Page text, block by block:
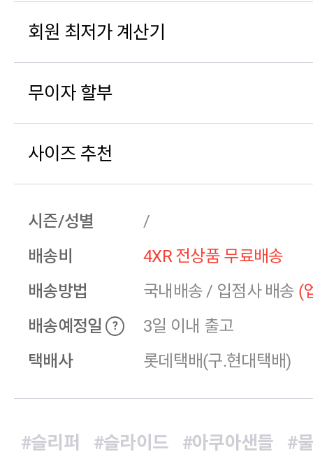
회원 최저가 계산기
무이자 할부
사이즈 추천
시즌/성별
/
배송비
4XR 전상품 무료배송
배송방법
국내배송 / 입점사 배송 (
배송예정일
?
3일 이내 출고
택배사
롯데택배(구.현대택배)
#슬리퍼 #슬라이드 #아쿠아샌들
#